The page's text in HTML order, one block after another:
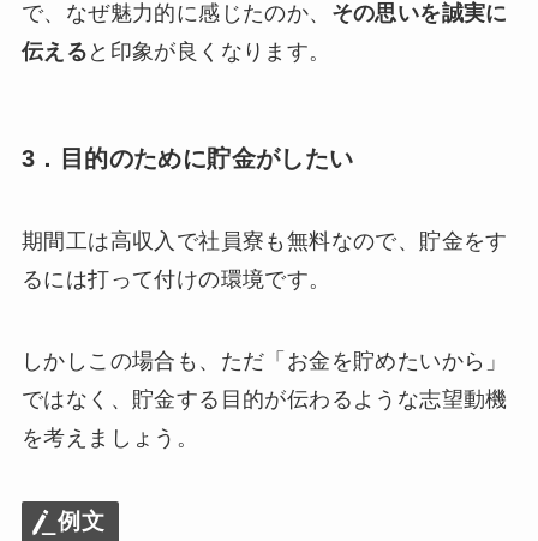
で、なぜ魅力的に感じたのか、 その思いを誠実に
伝える と印象が良くなります。
3．目的のために貯金がしたい
期間工は高収入で社員寮も無料なので、貯金をす
るには打って付けの環境です。
しかしこの場合も、ただ「お金を貯めたいから」
ではなく、貯金する目的が伝わるような志望動機
を考えましょう。
例文